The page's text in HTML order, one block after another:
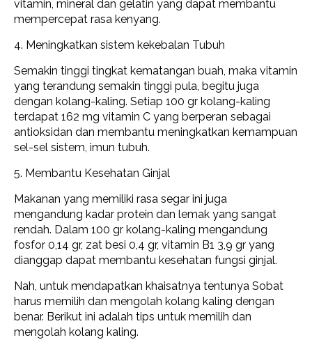
vitamin, mineral dan gelatin yang dapat membantu
mempercepat rasa kenyang.
4. Meningkatkan sistem kekebalan Tubuh
Semakin tinggi tingkat kematangan buah, maka vitamin
yang terandung semakin tinggi pula, begitu juga
dengan kolang-kaling. Setiap 100 gr kolang-kaling
terdapat 162 mg vitamin C yang berperan sebagai
antioksidan dan membantu meningkatkan kemampuan
sel-sel sistem, imun tubuh.
5. Membantu Kesehatan Ginjal
Makanan yang memiliki rasa segar ini juga
mengandung kadar protein dan lemak yang sangat
rendah. Dalam 100 gr kolang-kaling mengandung
fosfor 0,14 gr, zat besi 0,4 gr, vitamin B1 3,9 gr yang
dianggap dapat membantu kesehatan fungsi ginjal.
Nah, untuk mendapatkan khaisatnya tentunya Sobat
harus memilih dan mengolah kolang kaling dengan
benar. Berikut ini adalah tips untuk memilih dan
mengolah kolang kaling.